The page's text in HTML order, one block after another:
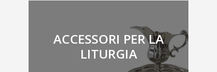
ACCESSORI PER LA
LITURGIA